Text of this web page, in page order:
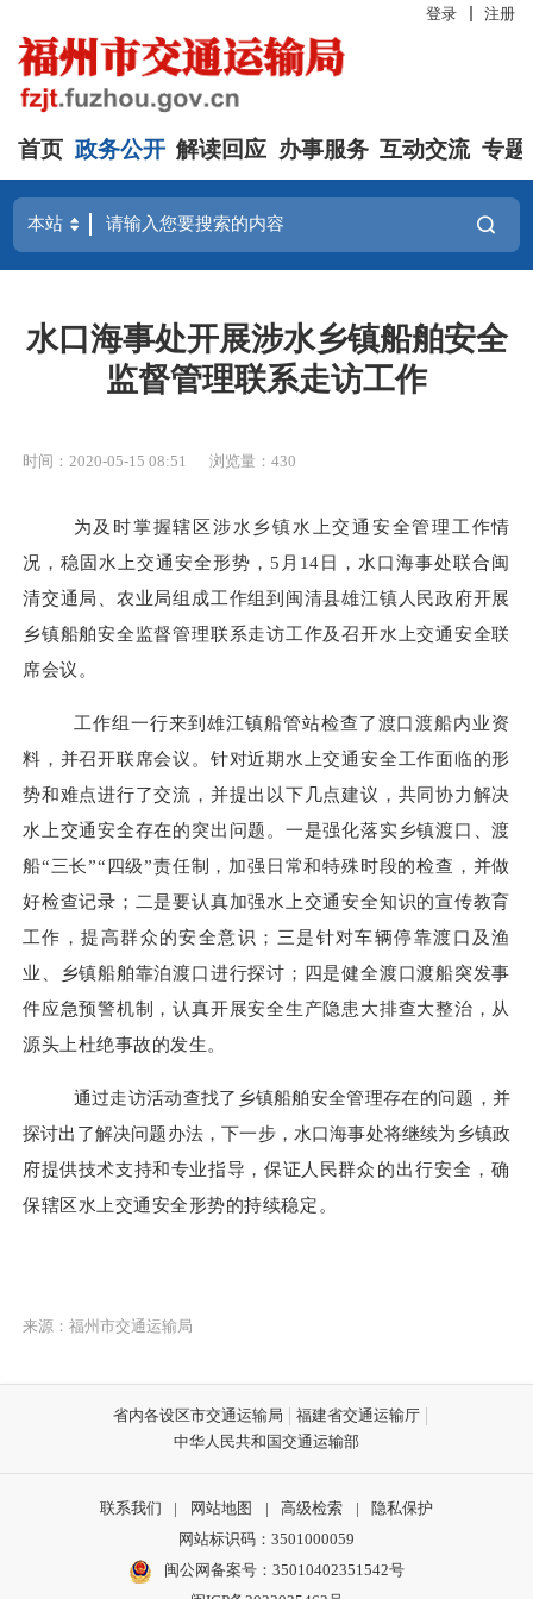
登录 注册
首页 政务公开 解读回应 办事服务 互动交流 专题
水口海事处开展涉水乡镇船舶安全
监督管理联系走访工作
时间：2020-05-15 08:51 浏览量：430
为及时掌握辖区涉水乡镇水上交通安全管理工作情
况，稳固水上交通安全形势，5月14日，水口海事处联合闽
清交通局、农业局组成工作组到闽清县雄江镇人民政府开展
乡镇船舶安全监督管理联系走访工作及召开水上交通安全联
席会议。
工作组一行来到雄江镇船管站检查了渡口渡船内业资
料，并召开联席会议。针对近期水上交通安全工作面临的形
势和难点进行了交流，并提出以下几点建议，共同协力解决
水上交通安全存在的突出问题。一是强化落实乡镇渡口、渡
船“三长”“四级”责任制，加强日常和特殊时段的检查，并做
好检查记录；二是要认真加强水上交通安全知识的宣传教育
工作，提高群众的安全意识；三是针对车辆停靠渡口及渔
业、乡镇船舶靠泊渡口进行探讨；四是健全渡口渡船突发事
件应急预警机制，认真开展安全生产隐患大排查大整治，从
源头上杜绝事故的发生。
通过走访活动查找了乡镇船舶安全管理存在的问题，并
探讨出了解决问题办法，下一步，水口海事处将继续为乡镇政
府提供技术支持和专业指导，保证人民群众的出行安全，确
保辖区水上交通安全形势的持续稳定。
来源：福州市交通运输局
省内各设区市交通运输局
福建省交通运输厅
中华人民共和国交通运输部
联系我们 | 网站地图 | 高级检索 |
隐私保护
网站标识码：3501000059
闽公网备案号：35010402351542号